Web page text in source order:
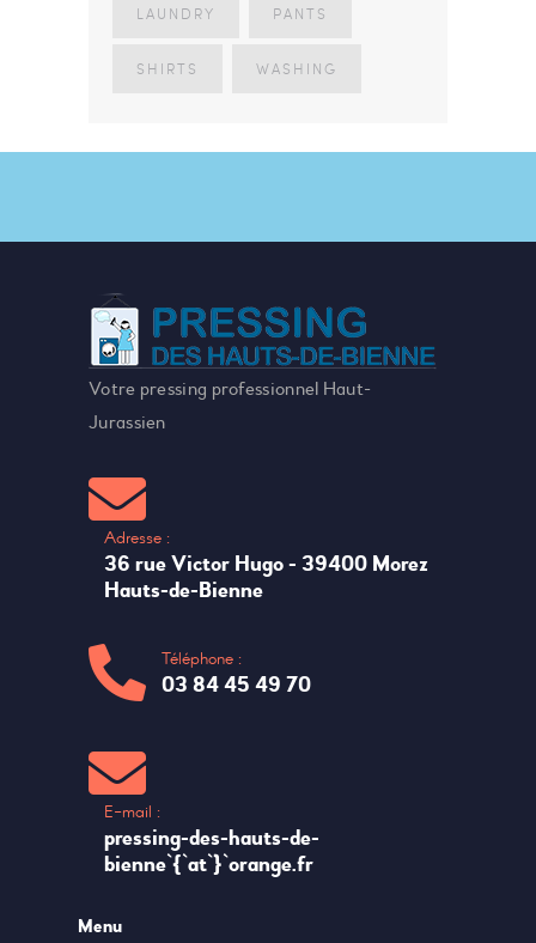
LAUNDRY PANTS
SHIRTS WASHING
Votre pressing professionnel Haut-
Jurassien
Adresse :
36 rue Victor Hugo - 39400 Morez
Hauts-de-Bienne
Téléphone :
03 84 45 49 70
E-mail :
pressing-des-hauts-de-
bienne`{`at`}`orange.fr
Menu